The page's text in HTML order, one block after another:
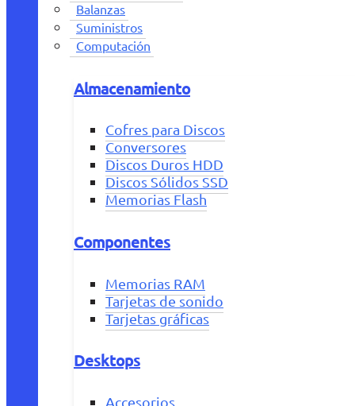
Balanzas
Suministros
Computación
Almacenamiento
Cofres para Discos
Conversores
Discos Duros HDD
Discos Sólidos SSD
Memorias Flash
Componentes
Memorias RAM
Tarjetas de sonido
Tarjetas gráficas
Desktops
Accesorios